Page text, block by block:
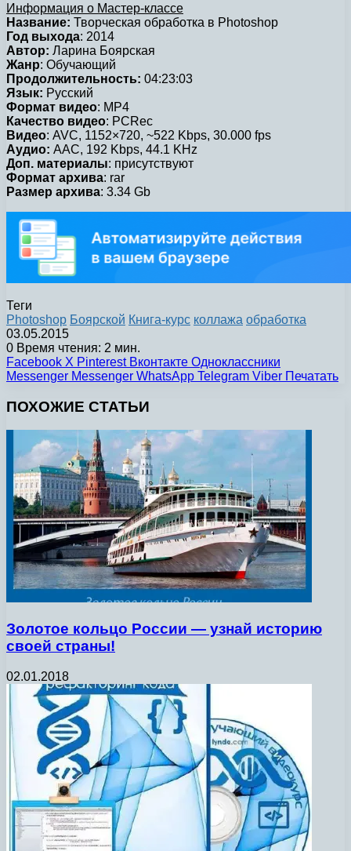
Информация о Мастер-классе
Название: Творческая обработка в Photoshop
Год выхода: 2014
Автор: Ларина Боярская
Жанр: Обучающий
Продолжительность: 04:23:03
Язык: Русский
Формат видео: MP4
Качество видео: PCRec
Видео: AVC, 1152×720, ~522 Kbps, 30.000 fps
Аудио: AAC, 192 Kbps, 44.1 KHz
Доп. материалы: присутствуют
Формат архива: rar
Размер архива: 3.34 Gb
Теги
Photoshop Боярской Книга-курс коллажа обработка
03.05.2015
0 Время чтения: 2 мин.
Facebook X Pinterest Вконтакте Одноклассники
Messenger Messenger WhatsApp Telegram Viber Печатать
ПОХОЖИЕ СТАТЬИ
Золотое кольцо России — узнай историю
своей страны!
02.01.2018